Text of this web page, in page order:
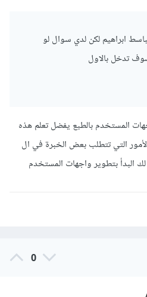
ابراهيم لكن لدي سوال لو
تدخل بالاول
المستخدم بالطبع يفضل تعلم هذه
التي تتطلب بعض الخبرة في ال
0